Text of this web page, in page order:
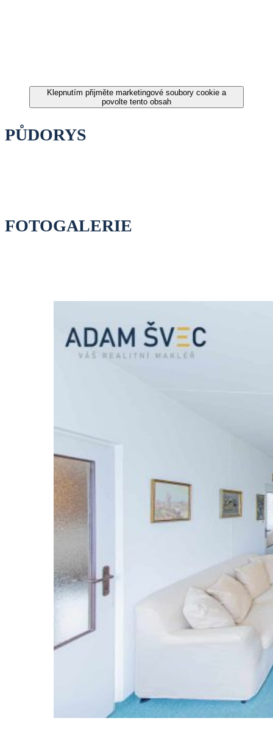
Klepnutím přijměte marketingové soubory cookie a
povolte tento obsah
PŮDORYS
FOTOGALERIE